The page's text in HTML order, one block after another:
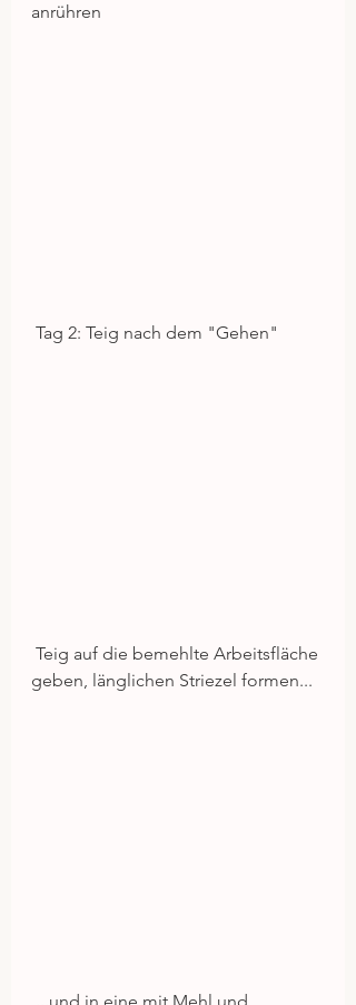
anrühren
Tag 2: Teig nach dem "Gehen"
geben, länglichen Striezel formen...